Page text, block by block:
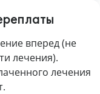
вперед (не
лечения).
лечения